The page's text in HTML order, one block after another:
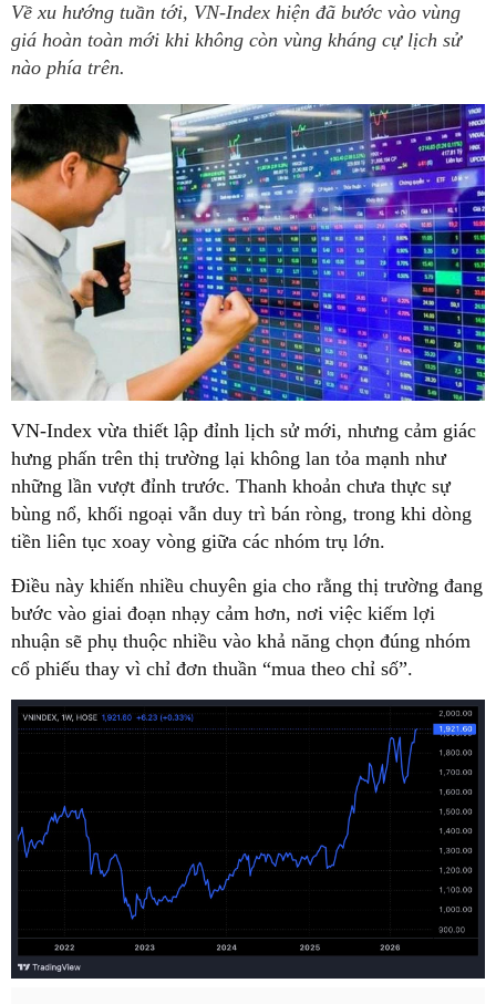
Về xu hướng tuần tới, VN-Index hiện đã bước vào vùng
giá hoàn toàn mới khi không còn vùng kháng cự lịch sử
nào phía trên.
VN-Index vừa thiết lập đỉnh lịch sử mới, nhưng cảm giác
hưng phấn trên thị trường lại không lan tỏa mạnh như
những lần vượt đỉnh trước. Thanh khoản chưa thực sự
bùng nổ, khối ngoại vẫn duy trì bán ròng, trong khi dòng
tiền liên tục xoay vòng giữa các nhóm trụ lớn.
Điều này khiến nhiều chuyên gia cho rằng thị trường đang
bước vào giai đoạn nhạy cảm hơn, nơi việc kiếm lợi
nhuận sẽ phụ thuộc nhiều vào khả năng chọn đúng nhóm
cổ phiếu thay vì chỉ đơn thuần “mua theo chỉ số”.